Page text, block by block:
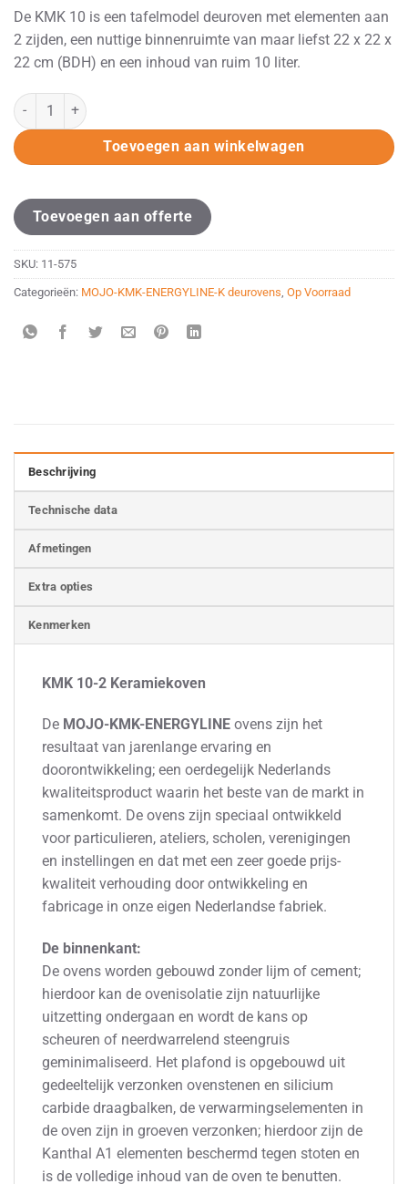
De KMK 10 is een tafelmodel deuroven met elementen aan
2 zijden, een nuttige binnenruimte van maar liefst 22 x 22 x
22 cm (BDH) en een inhoud van ruim 10 liter.
KMK 10-2 Keramiekoven aantal
Toevoegen aan winkelwagen
Alternative:
Toevoegen aan offerte
SKU: 11-575
Categorieën: MOJO-KMK-ENERGYLINE-K deurovens Op Voorraad
Beschrijving
Technische data
Afmetingen
Extra opties
Kenmerken
KMK 10-2 Keramiekoven
De MOJO-KMK-ENERGYLINE ovens zijn het
resultaat van jarenlange ervaring en
doorontwikkeling; een oerdegelijk Nederlands
kwaliteitsproduct waarin het beste van de markt in
samenkomt. De ovens zijn speciaal ontwikkeld
voor particulieren, ateliers, scholen, verenigingen
en instellingen en dat met een zeer goede prijs-
kwaliteit verhouding door ontwikkeling en
fabricage in onze eigen Nederlandse fabriek.
De binnenkant:
De ovens worden gebouwd zonder lijm of cement;
hierdoor kan de ovenisolatie zijn natuurlijke
uitzetting ondergaan en wordt de kans op
scheuren of neerdwarrelend steengruis
geminimaliseerd. Het plafond is opgebouwd uit
gedeeltelijk verzonken ovenstenen en silicium
carbide draagbalken, de verwarmingselementen in
de oven zijn in groeven verzonken; hierdoor zijn de
Kanthal A1 elementen beschermd tegen stoten en
is de volledige inhoud van de oven te benutten.